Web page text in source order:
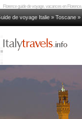
Florence guide de voyage, vacances en
de voyage Italie » Toscane »